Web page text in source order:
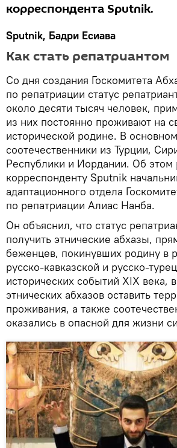
корреспондента Sputnik.
Sputnik, Бадри Есиава
Как стать репатриантом
Со дня создания Госкомитета
по репатриации статус
около десяти тысяч человек,
из них постоянно проживают на
исторической родине. В
соотечественники из Турции,
Республики и Иордании. Об этом
корреспонденту Sputnik
адаптационного отдела
по репатриации Алиас Нанба.
Он объяснил, что статус
получить этнические абхазы,
беженцев, покинувших родину в
русско-кавказской и русско-
исторических событий XIX века,
этнических абхазов оставить
проживания, а также
оказались в опасной для жизни